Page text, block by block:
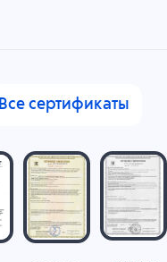
Все сертификаты